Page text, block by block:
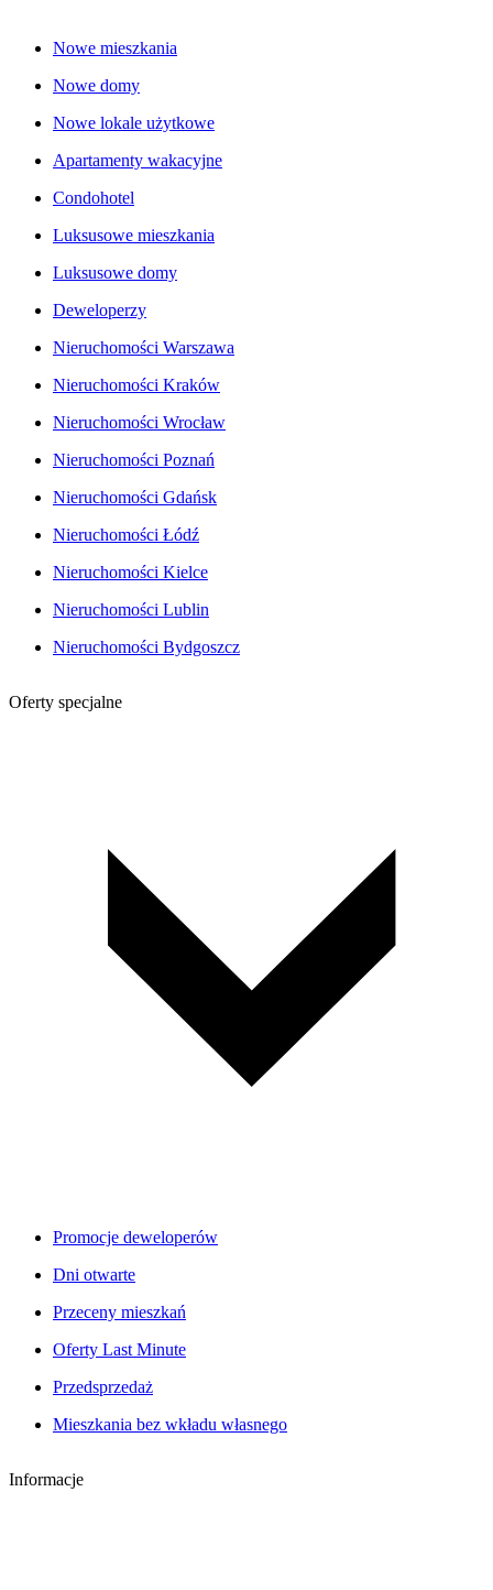
Nowe mieszkania
Nowe domy
Nowe lokale użytkowe
Apartamenty wakacyjne
Condohotel
Luksusowe mieszkania
Luksusowe domy
Deweloperzy
Nieruchomości Warszawa
Nieruchomości Kraków
Nieruchomości Wrocław
Nieruchomości Poznań
Nieruchomości Gdańsk
Nieruchomości Łódź
Nieruchomości Kielce
Nieruchomości Lublin
Nieruchomości Bydgoszcz
Oferty specjalne
Promocje deweloperów
Dni otwarte
Przeceny mieszkań
Oferty Last Minute
Przedsprzedaż
Mieszkania bez wkładu własnego
Informacje